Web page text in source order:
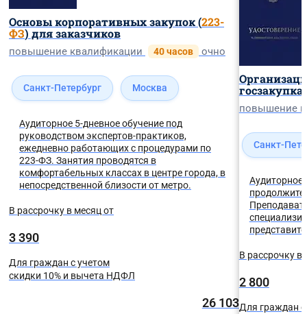
Основы корпоративных закупок (223-
ФЗ) для заказчиков
повышение квалификации 40 часов очно
Санкт-Петербург Москва
Аудиторное 5-дневное обучение под
руководством экспертов-практиков,
ежедневно работающих с процедурами по
223-ФЗ. Занятия проводятся в
комфортабельных классах в центре города, в
непосредственной близости от метро.
В рассрочку в месяц от
3 390
Для граждан с учетом
скидки 10% и вычета НДФЛ
26 103
повышение
Санкт-
Аудиторное
В рассрочку в
2 800
Для граждан с